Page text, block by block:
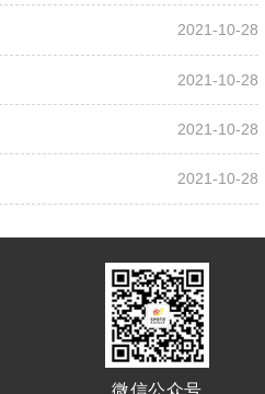
2021-10-28
2021-10-28
2021-10-28
2021-10-28
微信公众号